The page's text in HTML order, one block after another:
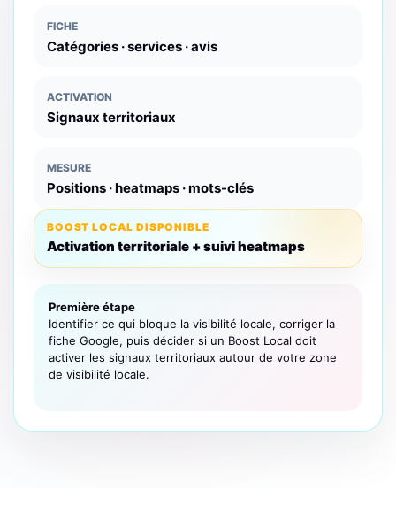
FICHE
Catégories · services · avis
ACTIVATION
Signaux territoriaux
MESURE
Positions · heatmaps · mots-clés
BOOST LOCAL DISPONIBLE
Activation territoriale + suivi heatmaps
Première étape
Identifier ce qui bloque la visibilité locale, corriger la
fiche Google, puis décider si un Boost Local doit
activer les signaux territoriaux autour de votre zone
de visibilité locale.